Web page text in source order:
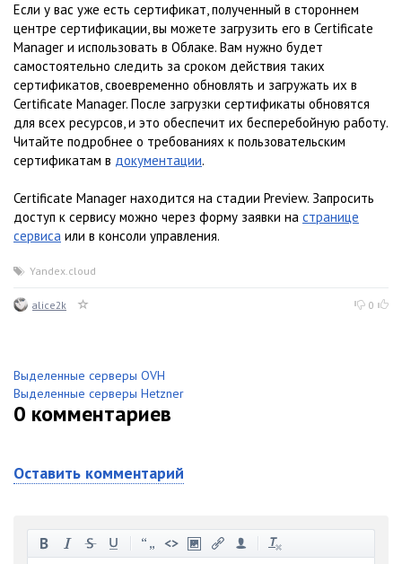
Если у вас уже есть сертификат, полученный в стороннем
центре сертификации, вы можете загрузить его в Certificate
Manager и использовать в Облаке. Вам нужно будет
самостоятельно следить за сроком действия таких
сертификатов, своевременно обновлять и загружать их в
Certificate Manager. После загрузки сертификаты обновятся
для всех ресурсов, и это обеспечит их бесперебойную работу.
Читайте подробнее о требованиях к пользовательским
сертификатам в документации.
Certificate Manager находится на стадии Preview. Запросить
доступ к сервису можно через форму заявки на странице
сервиса или в консоли управления.
Yandex.cloud
alice2k 0
Выделенные серверы OVH
Выделенные серверы Hetzner
0 комментариев
Оставить комментарий